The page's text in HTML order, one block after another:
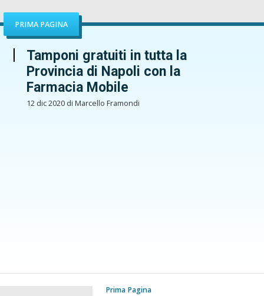
PRIMA PAGINA
Tamponi gratuiti in tutta la
Provincia di Napoli con la
Farmacia Mobile
12 dic 2020 di Marcello Framondi
Prima Pagina